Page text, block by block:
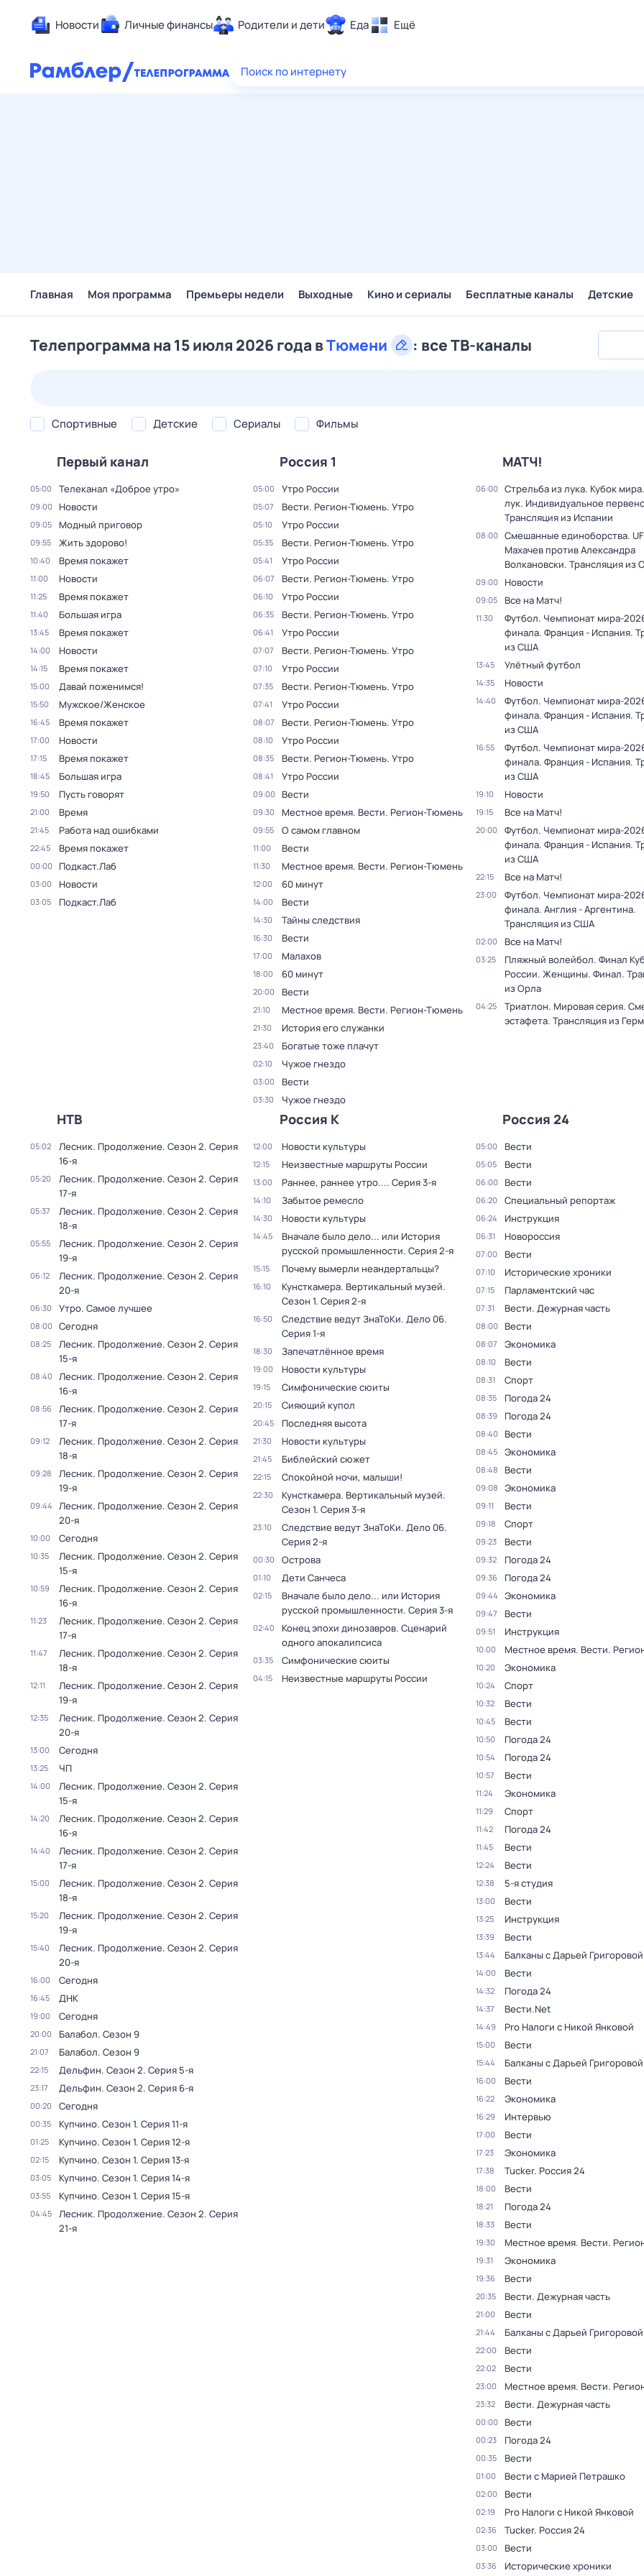
Новости Личные финансы Родители и дети Еда Ещё
Здоровье
Поиск по интернету
Главная Моя программа Премьеры недели Выходные Кино и сериалы Бесплатные каналы Детские
Телепрограмма на 15 июля 2026 года вТюмени : все ТВ-каналы
Спортивные Детские Сериалы Фильмы
Первый канал
05:00 Телеканал «Доброе утро»
09:00 Новости
09:05 Модный приговор
09:55 Жить здорово!
10:40 Время покажет
11:00 Новости
11:25 Время покажет
11:40 Большая игра
13:45 Время покажет
14:00 Новости
14:15 Время покажет
15:00 Давай поженимся!
15:50 Мужское/Женское
16:45 Время покажет
17:00 Новости
17:15 Время покажет
18:45 Большая игра
19:50 Пусть говорят
21:00 Время
21:45 Работа над ошибками
22:45 Время покажет
00:00 Подкаст.Лаб
03:00 Новости
03:05 Подкаст.Лаб
Россия 1
05:00 Утро России
05:07 Вести. Регион-Тюмень. Утро
05:10 Утро России
05:35 Вести. Регион-Тюмень. Утро
05:41 Утро России
06:07 Вести. Регион-Тюмень. Утро
06:10 Утро России
06:35 Вести. Регион-Тюмень. Утро
06:41 Утро России
07:07 Вести. Регион-Тюмень. Утро
07:10 Утро России
07:35 Вести. Регион-Тюмень. Утро
07:41 Утро России
08:07 Вести. Регион-Тюмень. Утро
08:10 Утро России
08:35 Вести. Регион-Тюмень. Утро
08:41 Утро России
09:00 Вести
09:30 Местное время. Вести. Регион-Тюмень
09:55 О самом главном
11:00 Вести
11:30 Местное время. Вести. Регион-Тюмень
12:00 60 минут
14:00 Вести
14:30 Тайны следствия
16:30 Вести
17:00 Малахов
18:00 60 минут
20:00 Вести
21:10 Местное время. Вести. Регион-Тюмень
21:30 История его служанки
23:40 Богатые тоже плачут
02:10 Чужое гнездо
03:00 Вести
03:30 Чужое гнездо
МАТЧ!
06:00
Стрельба из лука. Кубок
лук. Индивидуальное
Трансляция из Испании
08:00
Смешанные единоборства.
Махачев против Александра
Волкановски. Трансляция из
09:00 Новости
09:05 Все на Матч!
11:30
Футбол. Чемпионат мира-
финала. Франция - Испания.
из США
13:45 Улётный футбол
14:35 Новости
14:40
Футбол. Чемпионат мира-
финала. Франция - Испания.
из США
16:55
Футбол. Чемпионат мира-
финала. Франция - Испания.
из США
19:10 Новости
19:15 Все на Матч!
20:00
Футбол. Чемпионат мира-
финала. Франция - Испания.
из США
22:15 Все на Матч!
23:00
Футбол. Чемпионат мира-
финала. Англия - Аргентина.
Трансляция из США
02:00 Все на Матч!
03:25
Пляжный волейбол. Финал
России. Женщины. Финал.
из Орла
04:25
Триатлон. Мировая серия.
эстафета. Трансляция из
НТВ
05:02 Лесник. Продолжение. Сезон 2. Серия
16-я
05:20 Лесник. Продолжение. Сезон 2. Серия
17-я
05:37 Лесник. Продолжение. Сезон 2. Серия
18-я
05:55 Лесник. Продолжение. Сезон 2. Серия
19-я
06:12 Лесник. Продолжение. Сезон 2. Серия
20-я
06:30 Утро. Самое лучшее
08:00 Сегодня
08:25 Лесник. Продолжение. Сезон 2. Серия
15-я
08:40 Лесник. Продолжение. Сезон 2. Серия
16-я
08:56 Лесник. Продолжение. Сезон 2. Серия
17-я
09:12 Лесник. Продолжение. Сезон 2. Серия
18-я
09:28 Лесник. Продолжение. Сезон 2. Серия
19-я
09:44 Лесник. Продолжение. Сезон 2. Серия
20-я
10:00 Сегодня
10:35 Лесник. Продолжение. Сезон 2. Серия
15-я
10:59 Лесник. Продолжение. Сезон 2. Серия
16-я
11:23 Лесник. Продолжение. Сезон 2. Серия
17-я
11:47 Лесник. Продолжение. Сезон 2. Серия
18-я
12:11 Лесник. Продолжение. Сезон 2. Серия
19-я
12:35 Лесник. Продолжение. Сезон 2. Серия
20-я
13:00 Сегодня
13:25 ЧП
14:00 Лесник. Продолжение. Сезон 2. Серия
15-я
14:20 Лесник. Продолжение. Сезон 2. Серия
16-я
14:40 Лесник. Продолжение. Сезон 2. Серия
17-я
15:00 Лесник. Продолжение. Сезон 2. Серия
18-я
15:20 Лесник. Продолжение. Сезон 2. Серия
19-я
15:40 Лесник. Продолжение. Сезон 2. Серия
20-я
16:00 Сегодня
16:45 ДНК
19:00 Сегодня
20:00 Балабол. Сезон 9
21:07 Балабол. Сезон 9
22:15 Дельфин. Сезон 2. Серия 5-я
23:17 Дельфин. Сезон 2. Серия 6-я
00:20 Сегодня
00:35 Купчино. Сезон 1. Серия 11-я
01:25 Купчино. Сезон 1. Серия 12-я
02:15 Купчино. Сезон 1. Серия 13-я
03:05 Купчино. Сезон 1. Серия 14-я
03:55 Купчино. Сезон 1. Серия 15-я
04:45 Лесник. Продолжение. Сезон 2. Серия
21-я
Россия К
12:00 Новости культуры
12:15 Неизвестные маршруты России
13:00 Раннее, раннее утро.... Серия 3-я
14:10 Забытое ремесло
14:30 Новости культуры
14:45
Вначале было дело... или История
русской промышленности. Серия 2-я
15:15 Почему вымерли неандертальцы?
16:10 Кунсткамера. Вертикальный музей.
Сезон 1. Серия 2-я
16:50 Следствие ведут ЗнаТоКи. Дело 06.
Серия 1-я
18:30 Запечатлённое время
19:00 Новости культуры
19:15 Симфонические сюиты
20:15 Сияющий купол
20:45 Последняя высота
21:30 Новости культуры
21:45 Библейский сюжет
22:15 Спокойной ночи, малыши!
22:30 Кунсткамера. Вертикальный музей.
Сезон 1. Серия 3-я
23:10 Следствие ведут ЗнаТоКи. Дело 06.
Серия 2-я
00:30 Острова
01:10 Дети Санчеса
02:15
Вначале было дело... или История
русской промышленности. Серия 3-я
02:40
Конец эпохи динозавров. Сценарий
одного апокалипсиса
03:35 Симфонические сюиты
04:15 Неизвестные маршруты России
Россия 24
05:00 Вести
05:05 Вести
06:00 Вести
06:20 Специальный репортаж
06:24 Инструкция
06:31 Новороссия
07:00 Вести
07:10 Исторические хроники
07:15 Парламентский час
07:31 Вести. Дежурная часть
08:00 Вести
08:07 Экономика
08:10 Вести
08:31 Спорт
08:35 Погода 24
08:39 Погода 24
08:40 Вести
08:45 Экономика
08:48 Вести
09:08 Экономика
09:11 Вести
09:18 Спорт
09:23 Вести
09:32 Погода 24
09:36 Погода 24
09:44 Экономика
09:47 Вести
09:51 Инструкция
10:00 Местное время. Вести.
10:20 Экономика
10:24 Спорт
10:32 Вести
10:45 Вести
10:50 Погода 24
10:54 Погода 24
10:57 Вести
11:24 Экономика
11:29 Спорт
11:42 Погода 24
11:45 Вести
12:24 Вести
12:38 5-я студия
13:00 Вести
13:25 Инструкция
13:39 Вести
13:44 Балканы с Дарьей Григоровой
14:00 Вести
14:32 Погода 24
14:37 Вести.Net
14:49 Pro Налоги с Никой Янковой
15:00 Вести
15:44 Балканы с Дарьей Григоровой
16:00 Вести
16:22 Экономика
16:29 Интервью
17:00 Вести
17:23 Экономика
17:38 Tucker. Россия 24
18:00 Вести
18:21 Погода 24
18:33 Вести
19:30 Местное время. Вести.
19:31 Экономика
19:36 Вести
20:35 Вести. Дежурная часть
21:00 Вести
21:44 Балканы с Дарьей Григоровой
22:00 Вести
22:02 Вести
23:00 Местное время. Вести.
23:32 Вести. Дежурная часть
00:00 Вести
00:23 Погода 24
00:35 Вести
01:00 Вести с Марией Петрашко
02:00 Вести
02:19 Pro Налоги с Никой Янковой
02:36 Tucker. Россия 24
03:00 Вести
03:36 Исторические хроники